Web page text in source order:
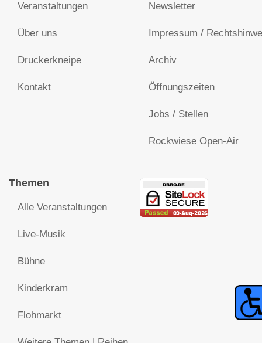
Veranstaltungen
Über uns
Druckerkneipe
Kontakt
Newsletter
Impressum /
Archiv
Öffnungszeiten
Jobs / Stellen
Rockwiese Open-Air
Themen
Alle Veranstaltungen
Live-Musik
Bühne
Kinderkram
Flohmarkt